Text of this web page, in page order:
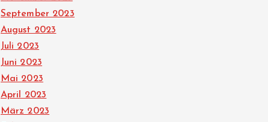
September 2023
August 2023
Juli 2023
Juni 2023
Mai 2023
April 2023
März 2023